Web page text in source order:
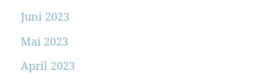
Juni 2023
Mai 2023
April 2023